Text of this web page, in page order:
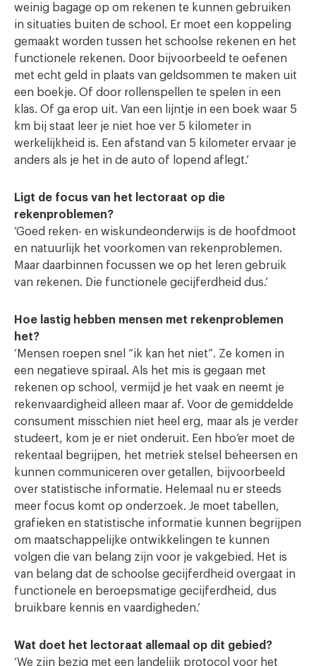
weinig bagage op om rekenen te kunnen gebruiken
in situaties buiten de school. Er moet een koppeling
gemaakt worden tussen het schoolse rekenen en het
functionele rekenen. Door bijvoorbeeld te oefenen
met echt geld in plaats van geldsommen te maken uit
een boekje. Of door rollenspellen te spelen in een
klas. Of ga erop uit. Van een lijntje in een boek waar 5
km bij staat leer je niet hoe ver 5 kilometer in
werkelijkheid is. Een afstand van 5 kilometer ervaar je
anders als je het in de auto of lopend aflegt.’
Ligt de focus van het lectoraat op die
rekenproblemen?
‘Goed reken- en wiskundeonderwijs is de hoofdmoot
en natuurlijk het voorkomen van rekenproblemen.
Maar daarbinnen focussen we op het leren gebruik
van rekenen. Die functionele gecijferdheid dus.’
Hoe lastig hebben mensen met rekenproblemen
het?
‘Mensen roepen snel “ik kan het niet”. Ze komen in
een negatieve spiraal. Als het mis is gegaan met
rekenen op school, vermijd je het vaak en neemt je
rekenvaardigheid alleen maar af. Voor de gemiddelde
consument misschien niet heel erg, maar als je verder
studeert, kom je er niet onderuit. Een hbo’er moet de
rekentaal begrijpen, het metriek stelsel beheersen en
kunnen communiceren over getallen, bijvoorbeeld
over statistische informatie. Helemaal nu er steeds
meer focus komt op onderzoek. Je moet tabellen,
grafieken en statistische informatie kunnen begrijpen
om maatschappelijke ontwikkelingen te kunnen
volgen die van belang zijn voor je vakgebied. Het is
van belang dat de schoolse gecijferdheid overgaat in
functionele en beroepsmatige gecijferdheid, dus
bruikbare kennis en vaardigheden.’
Wat doet het lectoraat allemaal op dit gebied?
‘We zijn bezig met een landelijk protocol voor het